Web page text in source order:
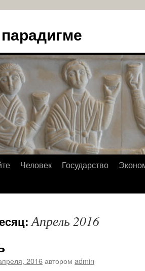
Человек Государство
Апрель 2016
2016автором admin